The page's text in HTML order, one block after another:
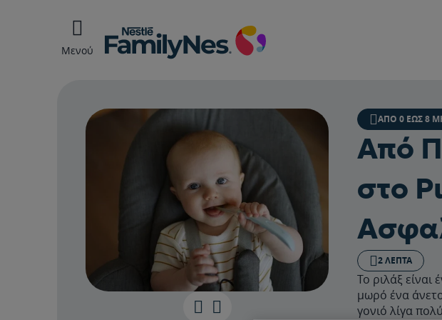
Μενού
ΑΠΌ 0 ΈΩΣ 8
Από
στο
2 ΛΕΠΤΆ
Το ριλάξ
μωρό ένα
γονιό λίγα